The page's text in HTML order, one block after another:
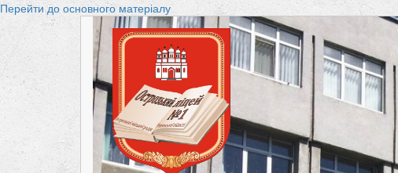
Перейти до основного матеріалу